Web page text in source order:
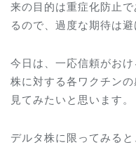
来の目的は重症化防止
るので、過度な期待は避
今日は、一応信頼がお
株に対する各ワクチン
見てみたいと思います。
デルタ株に限ってみる